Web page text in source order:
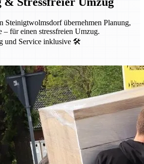
Steinigtwolmsdorf übernehmen Planung,
– für einen stressfreien Umzug.
und Service inklusive 🛠️